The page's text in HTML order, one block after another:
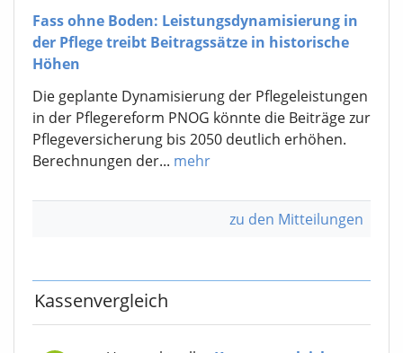
Fass ohne Boden: Leistungsdynamisierung in
der Pflege treibt Beitragssätze in historische
Höhen
Die geplante Dynamisierung der Pflegeleistungen
in der Pflegereform PNOG könnte die Beiträge zur
Pflegeversicherung bis 2050 deutlich erhöhen.
Berechnungen der... mehr
zu den Mitteilungen
Kassenvergleich